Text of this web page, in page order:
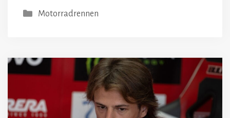
Kategorien
Motorradrennen